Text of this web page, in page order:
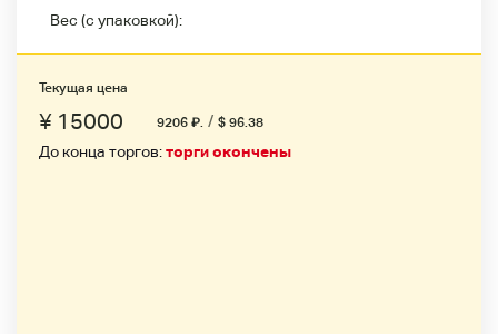
Вес (с упаковкой):
Текущая цена
¥ 15000 9206 ₽. / $ 96.38
До конца торгов:торги окончены